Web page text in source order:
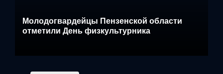
Молодогвардейцы Пензенской области
отметили День физкультурника